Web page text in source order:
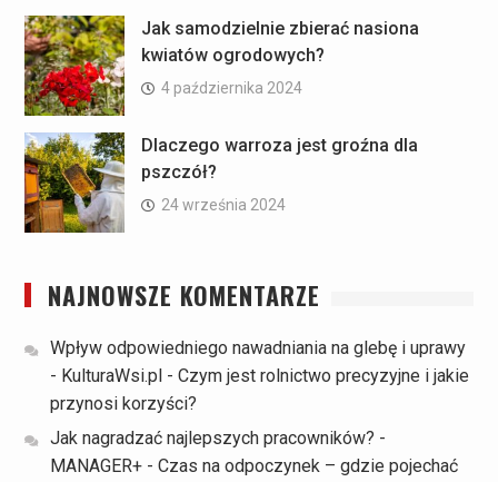
Jak samodzielnie zbierać nasiona
kwiatów ogrodowych?
4 października 2024
Dlaczego warroza jest groźna dla
pszczół?
24 września 2024
NAJNOWSZE KOMENTARZE
Wpływ odpowiedniego nawadniania na glebę i uprawy
- KulturaWsi.pl - Czym jest rolnictwo precyzyjne i jakie
przynosi korzyści?
Jak nagradzać najlepszych pracowników? -
MANAGER+- Czas na odpoczynek – gdzie pojechać